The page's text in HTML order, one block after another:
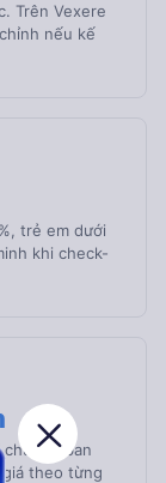
Trên Vexere
nếu kế
trẻ em dưới
khi check-
ban
theo từng